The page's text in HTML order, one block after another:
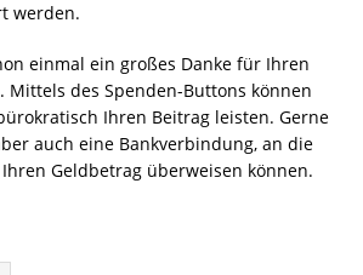
werden.
einmal ein großes Danke für Ihren
Mittels des Spenden-Buttons können
Ihren Beitrag leisten. Gerne
auch eine Bankverbindung, an die
Geldbetrag überweisen können.